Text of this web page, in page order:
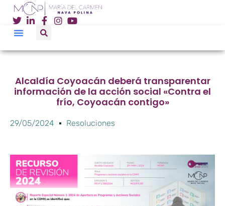
Alcaldía Coyoacán deberá transparentar
información de la acción social «Contra el
frío, Coyoacán contigo»
29/05/2024 Resoluciones